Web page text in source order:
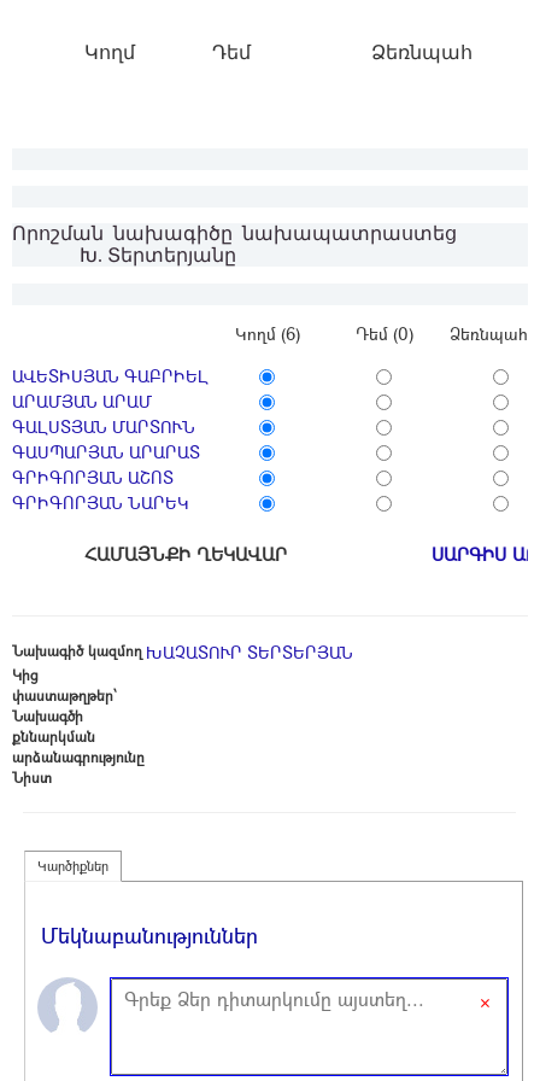
Կողմ Դեմ Ձեռնպահ
Որոշման նախագիծը նախապատրաստեց
Խ. Տերտերյանը
Կողմ (6) Դեմ (0)
Ձեռնպահ
ԱՎԵՏԻՍՅԱՆ ԳԱԲՐԻԵԼ
ԱՐԱՄՅԱՆ ԱՐԱՄ
ԳԱԼՍՏՅԱՆ ՄԱՐՏՈՒՆ
ԳԱՍՊԱՐՅԱՆ ԱՐԱՐԱՏ
ԳՐԻԳՈՐՅԱՆ ԱՇՈՏ
ԳՐԻԳՈՐՅԱՆ ՆԱՐԵԿ
ՀԱՄԱՅՆՔԻ ՂԵԿԱՎԱՐ ՍԱՐԳԻՍ
Նախագիծ կազմող ԽԱՉԱՏՈՒՐ ՏԵՐՏԵՐՅԱՆ
Կից
փաստաթղթեր՝
Նախագծի
քննարկման
արձանագրությունը
Նիստ
Կարծիքներ
Մեկնաբանություններ
×